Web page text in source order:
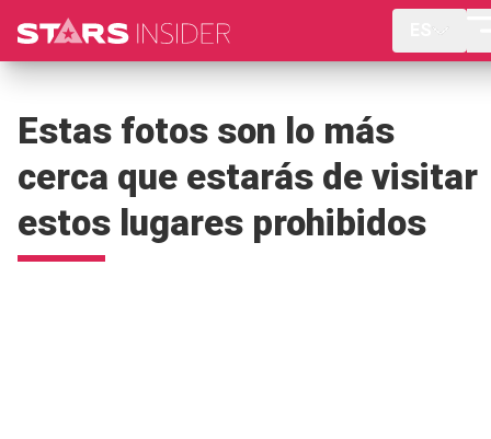
Estas fotos son lo más
cerca que estarás de visitar
estos lugares prohibidos